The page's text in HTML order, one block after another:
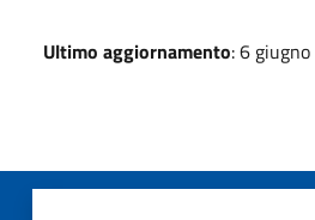
Ultimo aggiornamento: 6